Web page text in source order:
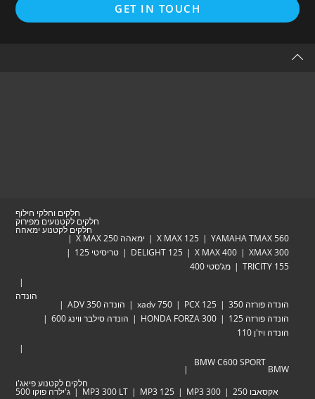
GET IN TOUCH
in
חלקים וחלקי חילוף
חלקים לקטנועים מפירוק
חלקים לקטנוע ימאהה
YAMAHA
X MAX 125
ימאהה X MAX 250
X MAX 400
DELIGHT 125
טריסיטי 125
מג’סטי 400
PCX 125
xadv 750
הונדה ADV 350
HONDA FORZA 300
הונדה סילבר ווינג 600
BMW C600
חלקים לקטנוע פיאג'ו
MP3 300
MP3 125
MP3 300 LT ג'ילרה פוקו 500